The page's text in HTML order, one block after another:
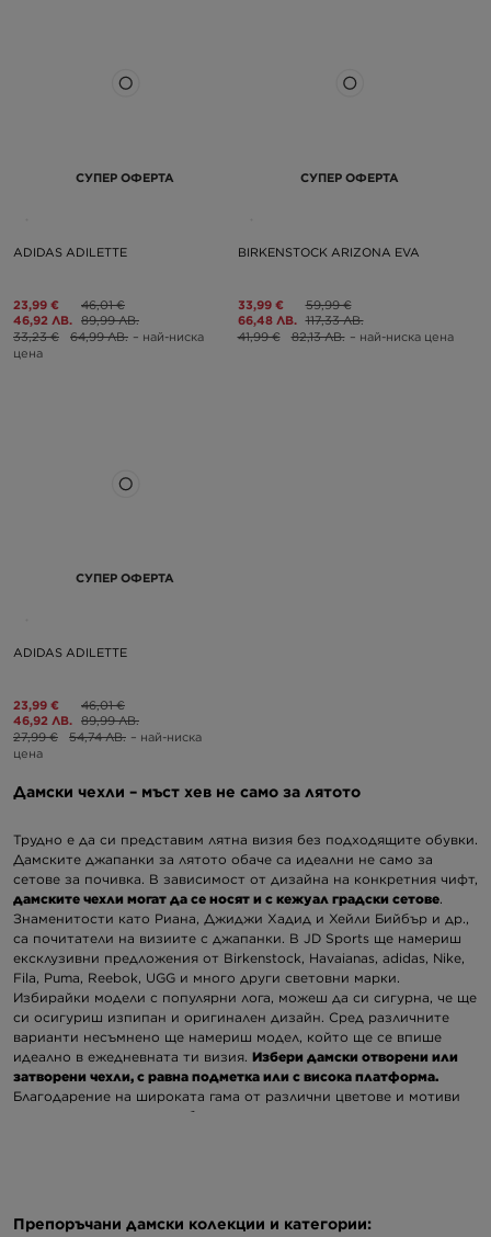
СУПЕР ОФЕРТА
ADIDAS ADILETTE
23,99 €
46,92 ЛВ.
46,01 €
89,99 ЛВ.
33,23 €
64,99 ЛВ. – най-ниска
цена
СУПЕР ОФЕРТА
BIRKENSTOCK ARIZONA EVA
33,99 €
66,48 ЛВ.
59,99 €
117,33 ЛВ.
41,99 €
82,13 ЛВ. – най-ниска цена
СУПЕР ОФЕРТА
ADIDAS ADILETTE
23,99 €
46,92 ЛВ.
46,01 €
89,99 ЛВ.
27,99 €
54,74 ЛВ. – най-ниска
цена
Дамски чехли – мъст хев не само за лятото
Трудно е да си представим лятна визия без подходящите обувки.
Дамските джапанки за лятото обаче са идеални не само за
сетове за почивка. В зависимост от дизайна на конкретния чифт,
дамските чехли могат да се носят и с кежуал градски сетове.
Знаменитости като Риана, Джиджи Хадид и Хейли Бийбър и др.,
са почитатели на визиите с джапанки. В JD Sports ще намериш
ексклузивни предложения от Birkenstock, Havaianas, adidas, Nike,
Fila, Puma, Reebok, UGG и много други световни марки.
Избирайки модели с популярни лога, можеш да си сигурна, че ще
си осигуриш изпипан и оригинален дизайн. Сред различните
варианти несъмнено ще намериш модел, който ще се впише
идеално в ежедневната ти визия. Избери дамски отворени или
затворени чехли, с равна подметка или с висока платформа.
Благодарение на широката гама от различни цветове и мотиви
няма съмнение, че ще избереш подходящ модел за сетовете си
Препоръчани дамски колекции и категории: